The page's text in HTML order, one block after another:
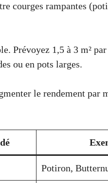
courges rampantes
Prévoyez 1,5 à 3 m²
ou en pots larges.
le rendement par
Potiron,